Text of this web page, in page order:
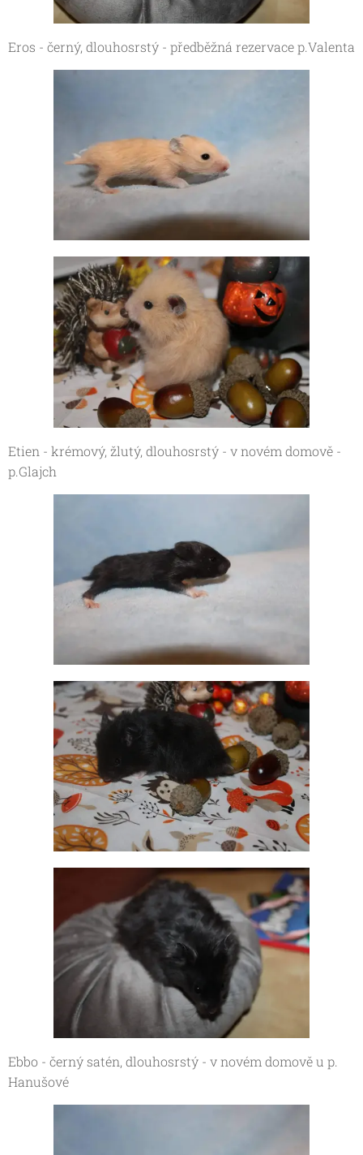
Eros - černý, dlouhosrstý - předběžná rezervace p.Valenta
Etien - krémový, žlutý, dlouhosrstý - v novém domově -
p.Glajch
Ebbo - černý satén, dlouhosrstý - v novém domově u p.
Hanušové